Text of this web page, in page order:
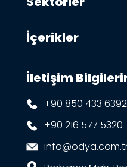
İçerikler
İletişim
+90 850 433 6392
+90 216 577 5320